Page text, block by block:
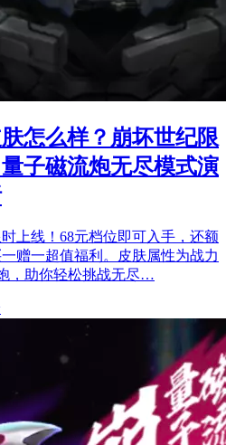
怎么样？崩坏世纪限
子磁流炮无尽模式演
上线！68元档位即可入手，还额
赠一超值福利。皮肤属性为战力
，助你轻松挑战无尽…